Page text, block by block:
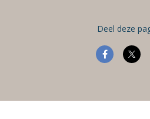
Deel deze